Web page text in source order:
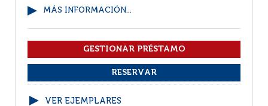
MÁS INFORMACIÓN...
VER EJEMPLARES